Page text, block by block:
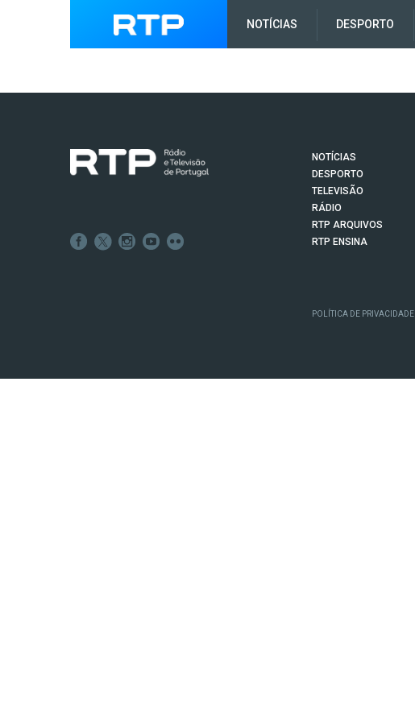
NOTÍCIAS DESPORTO
NOTÍCIAS
DESPORTO
TELEVISÃO
RÁDIO
RTP ARQUIVOS
RTP ENSINA
POLÍTICA DE PRIVACIDADE